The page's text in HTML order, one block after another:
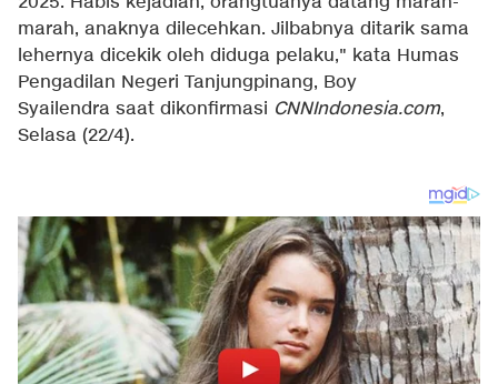
marah, anaknya dilecehkan. Jilbabnya ditarik sama
lehernya dicekik oleh diduga pelaku," kata Humas
Pengadilan Negeri Tanjungpinang, Boy
Syailendra saat dikonfirmasi CNNIndonesia.com,
Selasa (22/4).